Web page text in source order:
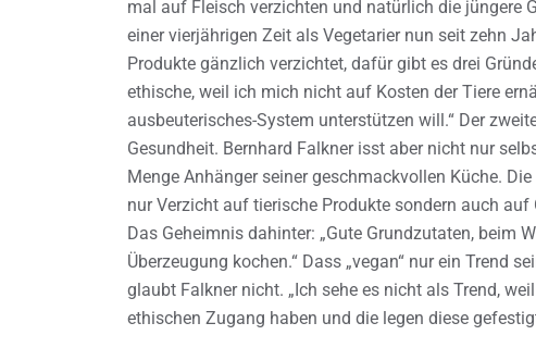
mal auf Fleisch verzichten und natürlich die jüngere
einer vierjährigen Zeit als Vegetarier nun seit zehn
Produkte gänzlich verzichtet, dafür gibt es drei
ethische, weil ich mich nicht auf Kosten der Tiere
ausbeuterisches-System unterstützen will.“ Der
Gesundheit. Bernhard Falkner isst aber nicht nur
Menge Anhänger seiner geschmackvollen Küche.
nur Verzicht auf tierische Produkte sondern auch
Das Geheimnis dahinter: „Gute Grundzutaten, beim
Überzeugung kochen.“ Dass „vegan“ nur ein Trend
glaubt Falkner nicht. „Ich sehe es nicht als Trend,
ethischen Zugang haben und die legen diese